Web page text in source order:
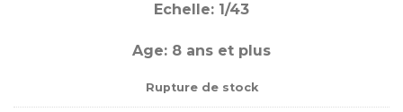
Echelle: 1/43
Age: 8 ans et plus
Rupture de stock